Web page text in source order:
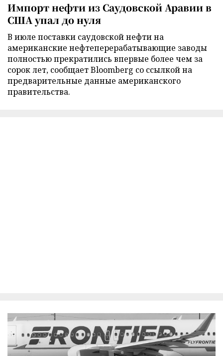
Импорт нефти из Саудовской Аравии в
США упал до нуля
В июле поставки саудовской нефти на
американские нефтеперерабатывающие заводы
полностью прекратились впервые более чем за
сорок лет, сообщает Bloomberg со ссылкой на
предварительные данные американского
правительства.